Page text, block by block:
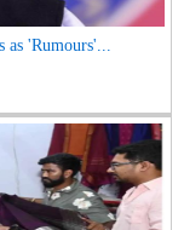
as 'Rumours'...